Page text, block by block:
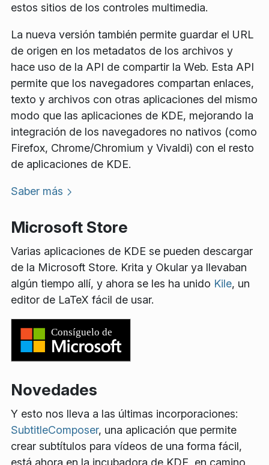
estos sitios de los controles multimedia.
La nueva versión también permite guardar el URL
de origen en los metadatos de los archivos y
hace uso de la API de compartir la Web. Esta API
permite que los navegadores compartan enlaces,
texto y archivos con otras aplicaciones del mismo
modo que las aplicaciones de KDE, mejorando la
integración de los navegadores no nativos (como
Firefox, Chrome/Chromium y Vivaldi) con el resto
de aplicaciones de KDE.
Saber más
Microsoft Store
Varias aplicaciones de KDE se pueden descargar
de la Microsoft Store. Krita y Okular ya llevaban
algún tiempo allí, y ahora se les ha unido Kile, un
editor de LaTeX fácil de usar.
Novedades
Y esto nos lleva a las últimas incorporaciones:
SubtitleComposer, una aplicación que permite
crear subtítulos para vídeos de una forma fácil,
está ahora en la incubadora de KDE, en camino